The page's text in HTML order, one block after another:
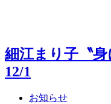
細江まり子〝身
12/1
お知らせ